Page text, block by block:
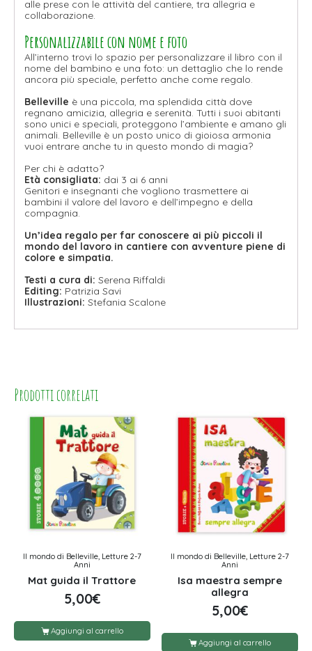
alle prese con le attività del cantiere, tra allegria e
collaborazione.
Personalizzabile con nome e foto
All’interno trovi lo spazio per personalizzare il libro con il
nome del bambino e una foto: un dettaglio che lo rende
ancora più speciale, perfetto anche come regalo.
Belleville è una piccola, ma splendida città dove
regnano amicizia, allegria e serenità. Tutti i suoi abitanti
sono unici e speciali, proteggono l’ambiente e amano gli
animali. Belleville è un posto unico di gioiosa armonia
vuoi entrare anche tu in questo mondo di magia?
Per chi è adatto?
Età consigliata: dai 3 ai 6 anni
Genitori e insegnanti che vogliono trasmettere ai
bambini il valore del lavoro e dell’impegno e della
compagnia.
Un’idea regalo per far conoscere ai più piccoli il
mondo del lavoro in cantiere con avventure piene di
colore e simpatia.
Testi a cura di: Serena Riffaldi
Editing: Patrizia Savi
Illustrazioni: Stefania Scalone
Prodotti correlati
Il mondo di Belleville, Letture 2-7
Anni
Mat guida il Trattore
5,00€
Aggiungi al carrello
Il mondo di Belleville, Letture 2-7
Anni
Isa maestra sempre
allegra
5,00€
Aggiungi al carrello